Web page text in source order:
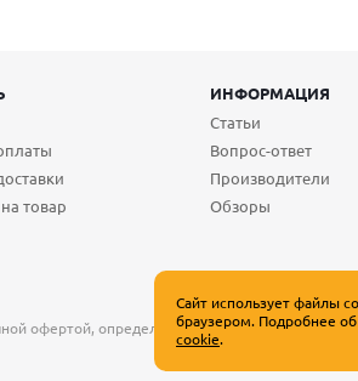
ИНФОРМАЦИЯ
товар
Статьи
Вопрос-ответ
Производители
Обзоры
офертой, определяемой положениями
Сайт использует файлы
браузером. Подробнее
cookie.